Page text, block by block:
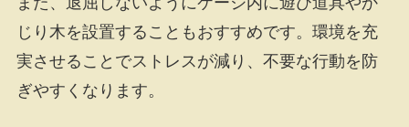
じり木を設置することもおすすめです。環境を充
実させることでストレスが減り、不要な行動を防
ぎやすくなります。